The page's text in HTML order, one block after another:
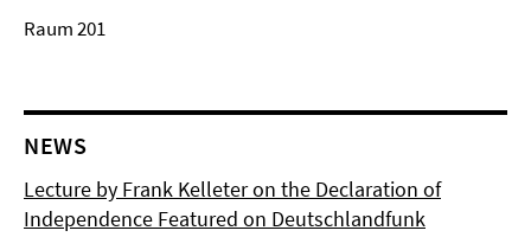
Raum 201
NEWS
Lecture by Frank Kelleter on the Declaration of
Independence Featured on Deutschlandfunk